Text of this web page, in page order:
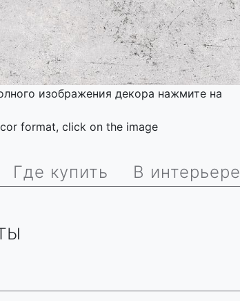
изображения декора нажмите на
format, click on the image
Где купить В интерьере